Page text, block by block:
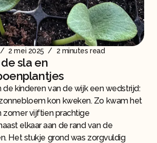
/ 2 mei 2025 / 2 minutes read
sla en
de kinderen van de wijk een wedstrijd:
kon kweken. Zo kwam het
vijftien prachtige
elkaar aan de rand van de
Het stukje grond was zorgvuldig